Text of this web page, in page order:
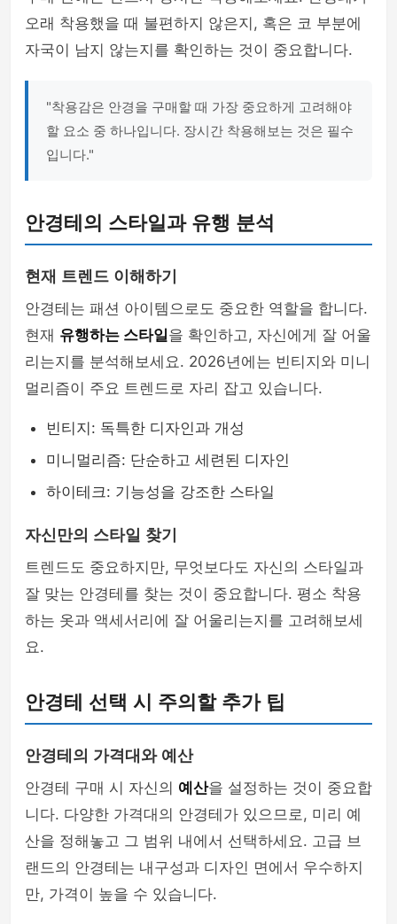
오래 착용했을 때 불편하지 않은지, 혹은 코 부분에
자국이 남지 않는지를 확인하는 것이 중요합니다.
"착용감은 안경을 구매할 때 가장 중요하게 고려해야
할 요소 중 하나입니다. 장시간 착용해보는 것은 필수
입니다."
안경테의 스타일과 유행 분석
현재 트렌드 이해하기
안경테는 패션 아이템으로도 중요한 역할을 합니다.
현재 유행하는 스타일을 확인하고, 자신에게 잘 어울
리는지를 분석해보세요. 2026년에는 빈티지와 미니
멀리즘이 주요 트렌드로 자리 잡고 있습니다.
빈티지: 독특한 디자인과 개성
미니멀리즘: 단순하고 세련된 디자인
하이테크: 기능성을 강조한 스타일
자신만의 스타일 찾기
트렌드도 중요하지만, 무엇보다도 자신의 스타일과
잘 맞는 안경테를 찾는 것이 중요합니다. 평소 착용
하는 옷과 액세서리에 잘 어울리는지를 고려해보세
요.
안경테 선택 시 주의할 추가 팁
안경테의 가격대와 예산
안경테 구매 시 자신의 예산을 설정하는 것이 중요합
니다. 다양한 가격대의 안경테가 있으므로, 미리 예
산을 정해놓고 그 범위 내에서 선택하세요. 고급 브
랜드의 안경테는 내구성과 디자인 면에서 우수하지
만, 가격이 높을 수 있습니다.